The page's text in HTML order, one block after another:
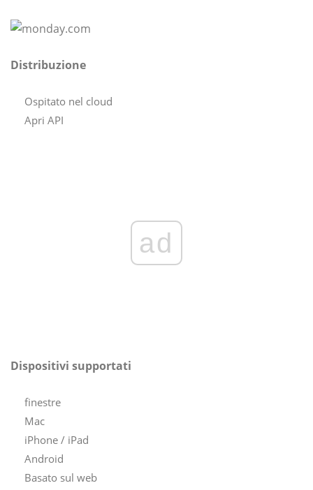
Distribuzione
Ospitato nel cloud
Apri API
ad
Dispositivi supportati
finestre
Mac
iPhone / iPad
Android
Basato sul web